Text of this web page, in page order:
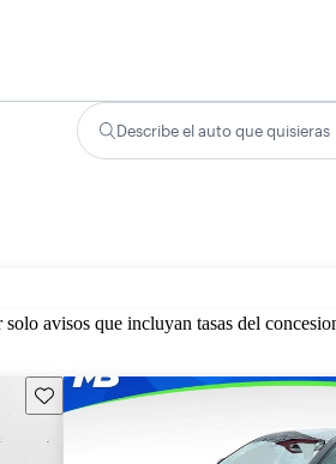
Describe el auto que quisieras
solo avisos que incluyan tasas del
Guarda este Aviso